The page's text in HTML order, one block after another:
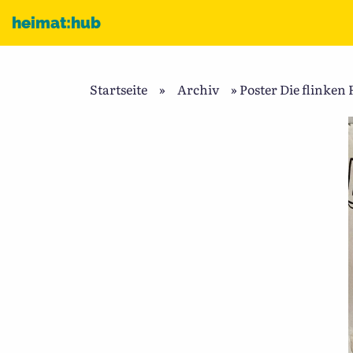
heimat:hub
Startseite » Archiv » Poster Die flinken